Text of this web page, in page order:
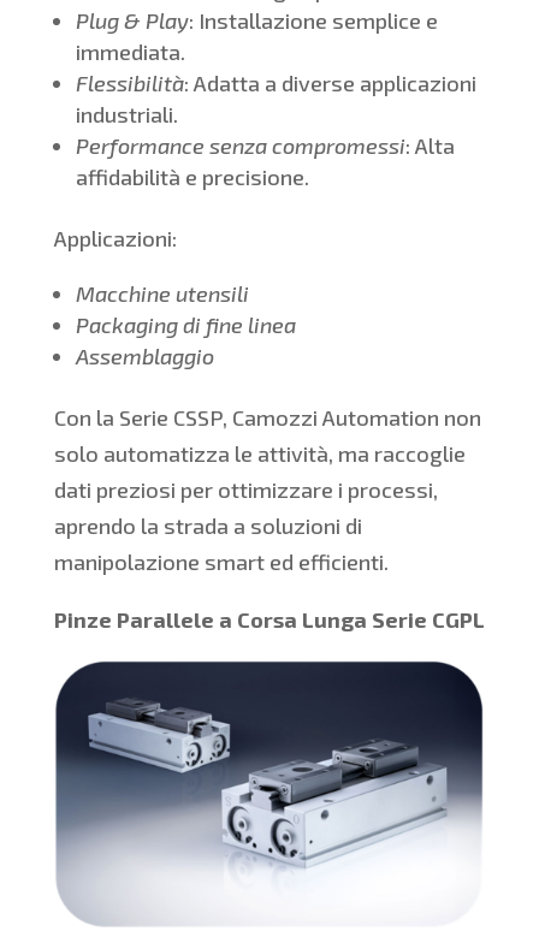
Plug & Play: Installazione semplice e
immediata.
Flessibilità: Adatta a diverse applicazioni
industriali.
Performance senza compromessi: Alta
affidabilità e precisione.
Applicazioni:
Macchine utensili
Packaging di fine linea
Assemblaggio
Con la Serie CSSP, Camozzi Automation non
solo automatizza le attività, ma raccoglie
dati preziosi per ottimizzare i processi,
aprendo la strada a soluzioni di
manipolazione smart ed efficienti.
Pinze Parallele a Corsa Lunga Serie CGPL